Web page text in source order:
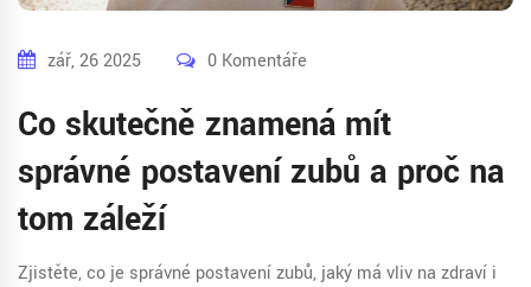
zář, 26 2025 0 Komentáře
Co skutečně znamená mít
správné postavení zubů a proč na
tom záleží
Zjistěte, co je správné postavení zubů, jaký má vliv na zdraví i